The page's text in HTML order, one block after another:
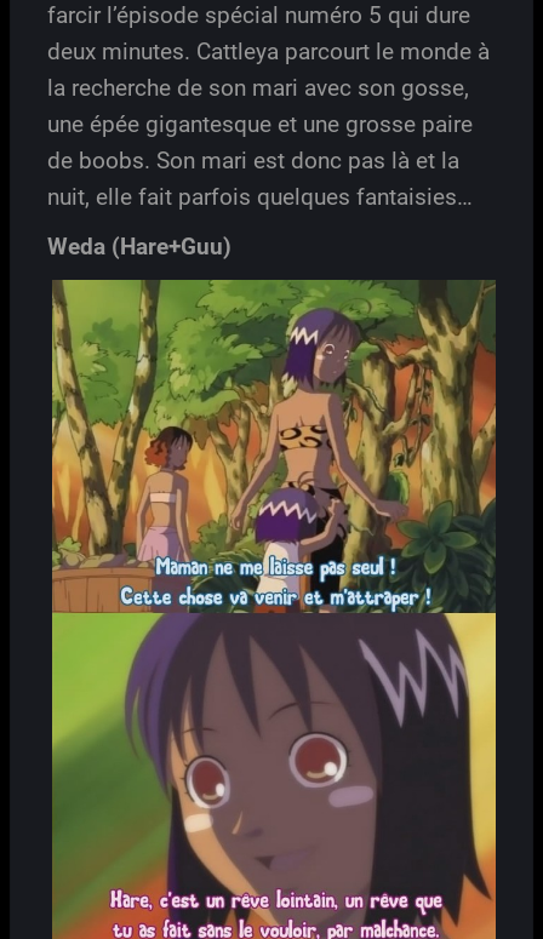
farcir l’épisode spécial numéro 5 qui dure
deux minutes. Cattleya parcourt le monde à
la recherche de son mari avec son gosse,
une épée gigantesque et une grosse paire
de boobs. Son mari est donc pas là et la
nuit, elle fait parfois quelques fantaisies…
Weda (Hare+Guu)